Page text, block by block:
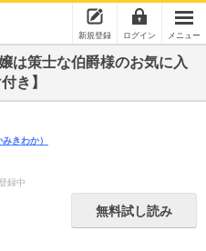
新規登録 ログイン メニュー
は策士な伯爵様のお気に入
き】
きわか）
録中
無料試し読み